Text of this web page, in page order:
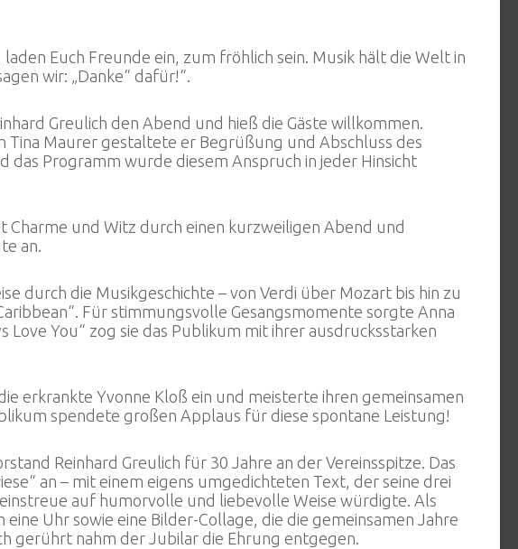
Euch Freunde ein, zum fröhlich sein. Musik hält die Welt in
wir: „Danke“ dafür!“.
Greulich den Abend und hieß die Gäste willkommen.
Tina Maurer gestaltete er Begrüßung und Abschluss des
das Programm wurde diesem Anspruch in jeder Hinsicht
und Witz durch einen kurzweiligen Abend und
an.
durch die Musikgeschichte – von Verdi über Mozart bis hin zu
Für stimmungsvolle Gesangsmomente sorgte Anna
Love You“ zog sie das Publikum mit ihrer ausdrucksstarken
erkrankte Yvonne Kloß ein und meisterte ihren gemeinsamen
spendete großen Applaus für diese spontane Leistung!
Reinhard Greulich für 30 Jahre an der Vereinsspitze. Das
an – mit einem eigens umgedichteten Text, der seine drei
auf humorvolle und liebevolle Weise würdigte. Als
Uhr sowie eine Bilder-Collage, die die gemeinsamen Jahre
gerührt nahm der Jubilar die Ehrung entgegen.